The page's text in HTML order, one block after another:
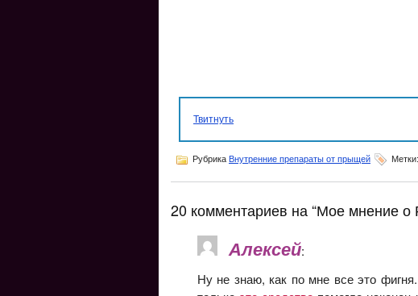
Твитнуть
Рубрика Внутренние препараты от прыщей Метки:
20 комментариев на “Мое мнение о
Алексей:
Ну не знаю, как по мне все это